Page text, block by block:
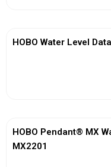
HOBO Water Level
HOBO Pendant® MX
MX2201